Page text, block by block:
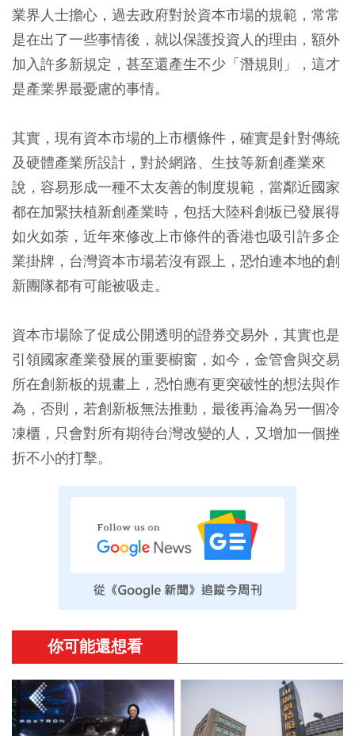
業界人士擔心，過去政府對於資本市場的規範，常常
是在出了一些事情後，就以保護投資人的理由，額外
加入許多新規定，甚至還產生不少「潛規則」，這才
是產業界最憂慮的事情。
其實，現有資本市場的上市櫃條件，確實是針對傳統
及硬體產業所設計，對於網路、生技等新創產業來
說，容易形成一種不太友善的制度規範，當鄰近國家
都在加緊扶植新創產業時，包括大陸科創板已發展得
如火如荼，近年來修改上市條件的香港也吸引許多企
業掛牌，台灣資本市場若沒有跟上，恐怕連本地的創
新團隊都有可能被吸走。
資本市場除了促成公開透明的證券交易外，其實也是
引領國家產業發展的重要櫥窗，如今，金管會與交易
所在創新板的規畫上，恐怕應有更突破性的想法與作
為，否則，若創新板無法推動，最後再淪為另一個冷
凍櫃，只會對所有期待台灣改變的人，又增加一個挫
折不小的打擊。